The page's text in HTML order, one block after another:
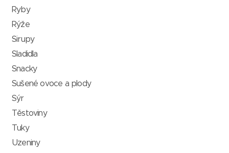
Ryby
Rýže
Sirupy
Sladidla
Snacky
Sušené ovoce a plody
Sýr
Těstoviny
Tuky
Uzeniny